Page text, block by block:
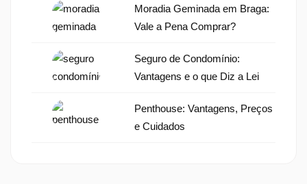
Moradia Geminada em Braga:
Vale a Pena Comprar?
Seguro de Condomínio:
Vantagens e o que Diz a Lei
Penthouse: Vantagens, Preços
e Cuidados